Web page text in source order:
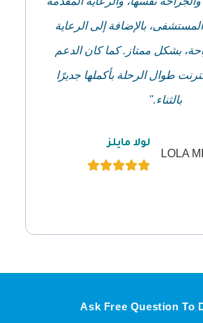
المستشفى، بالإضافة إلى الرعاية
بشكل ممتاز. كما كان الدعم
طوال الرحلة بأكملها جديرًا
بالثناء."
لولا مايلز
Ask Free Question To